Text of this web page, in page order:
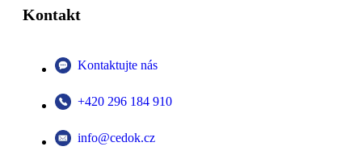
Kontakt
Kontaktujte nás
+420 296 184 910
info@cedok.cz